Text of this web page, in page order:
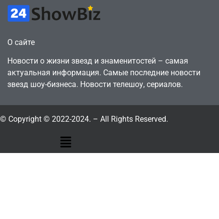
О сайте
Новости о жизни звезд и знаменитостей – самая
актуальная информация. Самые последние новости
звезд шоу-бизнеса. Новости телешоу, сериалов.
© Copyright © 2022-2024. – All Rights Reserved.